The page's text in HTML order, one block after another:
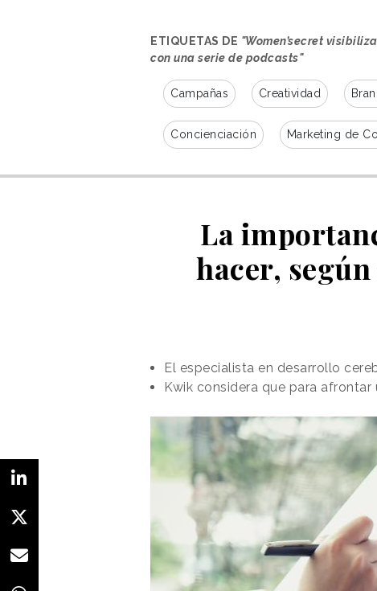
ETIQUETAS DE "Women’secret
con una serie de podcasts"
Campañas Creatividad
Concienciación Marketing de
La
hacer,
El especialista en desarrollo
Kwik considera que para